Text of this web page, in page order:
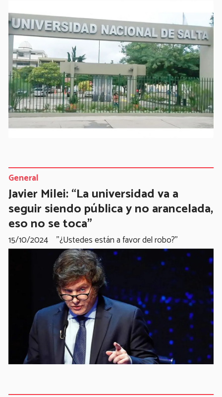
Javier Milei: “La universidad va a
seguir siendo pública y no arancelada,
eso no se toca”
''¿Ustedes están a favor del robo?''
General
15/10/2024